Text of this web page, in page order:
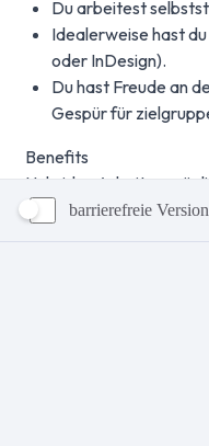
barrierefreie Version